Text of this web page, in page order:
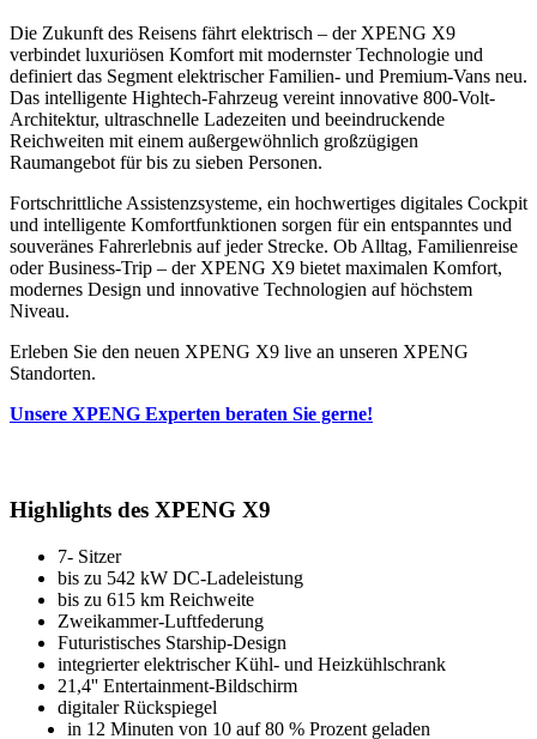
Die Zukunft des Reisens fährt elektrisch – der XPENG X9
verbindet luxuriösen Komfort mit modernster Technologie und
definiert das Segment elektrischer Familien- und Premium-Vans neu.
Das intelligente Hightech-Fahrzeug vereint innovative 800-Volt-
Architektur, ultraschnelle Ladezeiten und beeindruckende
Reichweiten mit einem außergewöhnlich großzügigen
Raumangebot für bis zu sieben Personen.
Fortschrittliche Assistenzsysteme, ein hochwertiges digitales Cockpit
und intelligente Komfortfunktionen sorgen für ein entspanntes und
souveränes Fahrerlebnis auf jeder Strecke. Ob Alltag, Familienreise
oder Business-Trip – der XPENG X9 bietet maximalen Komfort,
modernes Design und innovative Technologien auf höchstem
Niveau.
Erleben Sie den neuen XPENG X9 live an unseren XPENG
Standorten.
Unsere XPENG Experten beraten Sie gerne!
Highlights des XPENG X9
7- Sitzer
bis zu 542 kW DC-Ladeleistung
bis zu 615 km Reichweite
Zweikammer-Luftfederung
Futuristisches Starship-Design
integrierter elektrischer Kühl- und Heizkühlschrank
21,4'' Entertainment-Bildschirm
digitaler Rückspiegel
in 12 Minuten von 10 auf 80 % Prozent geladen